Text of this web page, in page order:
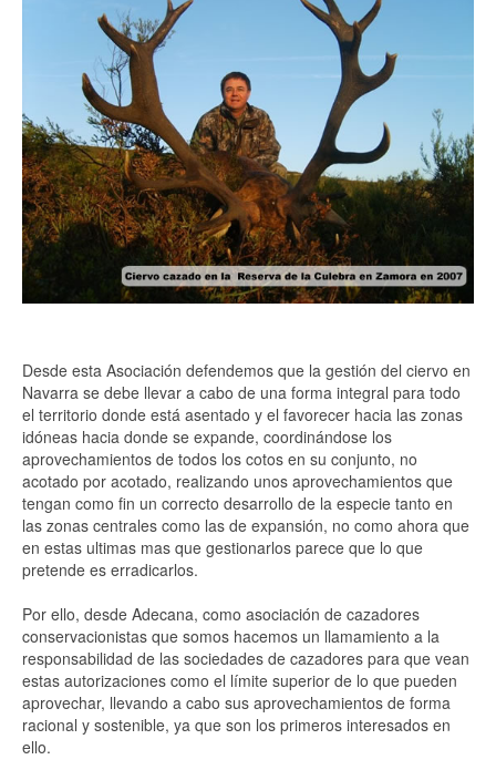
Desde esta Asociación defendemos que la gestión del ciervo en
Navarra se debe llevar a cabo de una forma integral para todo
el territorio donde está asentado y el favorecer hacia las zonas
idóneas hacia donde se expande, coordinándose los
aprovechamientos de todos los cotos en su conjunto, no
acotado por acotado, realizando unos aprovechamientos que
tengan como fin un correcto desarrollo de la especie tanto en
las zonas centrales como las de expansión, no como ahora que
en estas ultimas mas que gestionarlos parece que lo que
pretende es erradicarlos.
Por ello, desde Adecana, como asociación de cazadores
conservacionistas que somos hacemos un llamamiento a la
responsabilidad de las sociedades de cazadores para que vean
estas autorizaciones como el límite superior de lo que pueden
aprovechar, llevando a cabo sus aprovechamientos de forma
racional y sostenible, ya que son los primeros interesados en
ello.